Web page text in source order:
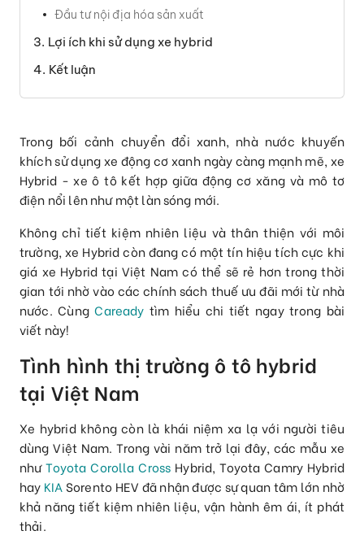
Đầu tư nội địa hóa sản xuất
Lợi ích khi sử dụng xe hybrid
Kết luận
Trong bối cảnh chuyển đổi xanh, nhà nước khuyến
khích sử dụng xe động cơ xanh ngày càng mạnh mẽ, xe
Hybrid - xe ô tô kết hợp giữa động cơ xăng và mô tơ
điện nổi lên như một làn sóng mới.
Không chỉ tiết kiệm nhiên liệu và thân thiện với môi
trường, xe Hybrid còn đang có một tín hiệu tích cực khi
giá xe Hybrid tại Việt Nam có thể sẽ rẻ hơn trong thời
gian tới nhờ vào các chính sách thuế ưu đãi mới từ nhà
nước. CùngCaready tìm hiểu chi tiết ngay trong bài
viết này!
Tình hình thị trường ô tô hybrid
tại Việt Nam
Xe hybrid không còn là khái niệm xa lạ với người tiêu
dùng Việt Nam. Trong vài năm trở lại đây, các mẫu xe
nhưToyota Corolla Cross Hybrid, Toyota Camry Hybrid
hay KIA Sorento HEV đã nhận được sự quan tâm lớn nhờ
khả năng tiết kiệm nhiên liệu, vận hành êm ái, ít phát
thải.